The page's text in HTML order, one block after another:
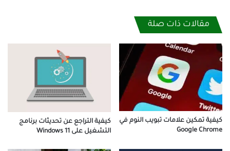
مقالات ذات صلة
كيفية تمكين علامات تبويب النوم في
Google Chrome
كيفية التراجع عن تحديثات برنامج
التشغيل على Windows 11